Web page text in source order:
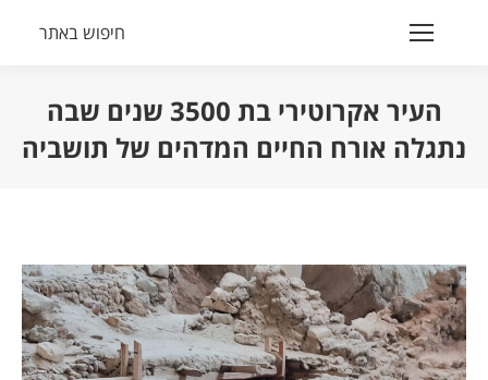
Search:
חיפוש באתר
העיר אקרוטירי בת 3500 שנים שבה
נתגלה אורח החיים המדהים של תושביה